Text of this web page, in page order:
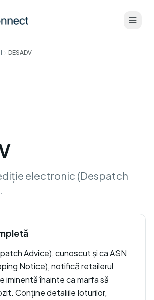
DESADV
electronic (Despatch
Advice), cunoscut și ca ASN
Notice), notifică retailerul
iminentă înainte ca marfa să
Conține detaliile loturilor,